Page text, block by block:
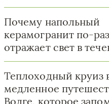
Почему напольный
керамогранит по-
отражает свет в
Теплоходный круиз
медленное
Волге, которое